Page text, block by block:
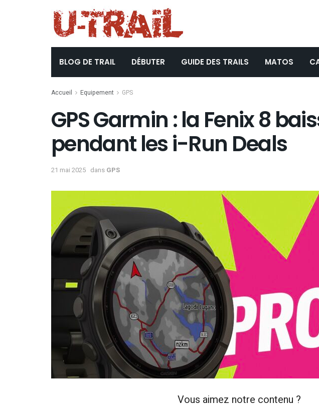
BLOG DE TRAIL DÉBUTER GUIDE DES TRAILS MATOS
Accueil Equipement GPS
GPS Garmin : la Fenix 8
pendant les i-Run Deals
21 mai 2025 dans GPS
Vous aimez notre contenu ?